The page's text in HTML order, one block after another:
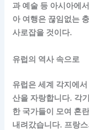
과 예술 등 아시아에
아 여행은 끊임없는
사로잡을 것이다.
유럽의 역사 속으로
유럽은 세계 각지에
산을 자랑합니다. 각
한 국가들이 모여 혼
내려갔습니다. 프랑